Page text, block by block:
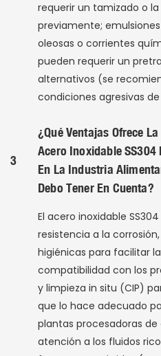
requerir un tamizado o
previamente;
oleosas o corrientes
pueden requerir un
alternativos (se
condiciones agresivas
3
¿Qué Ventajas Ofrece
Acero Inoxidable
En La Industria
Debo Tener En Cuenta?
El acero inoxidable
resistencia a la
higiénicas para facilitar
compatibilidad con los
y limpieza in situ (CIP)
que lo hace adecuado
plantas procesadoras de
atención a los fluidos